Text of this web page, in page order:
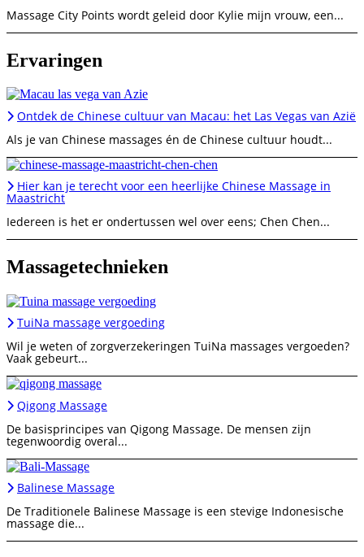
Massage City Points wordt geleid door Kylie mijn vrouw, een...
Ervaringen
Ontdek de Chinese cultuur van Macau: het Las Vegas van Azië
Als je van Chinese massages én de Chinese cultuur houdt...
Hier kan je terecht voor een heerlijke Chinese Massage in
Maastricht
Iedereen is het er ondertussen wel over eens; Chen Chen...
Massagetechnieken
TuiNa massage vergoeding
Wil je weten of zorgverzekeringen TuiNa massages vergoeden?
Vaak gebeurt...
Qigong Massage
De basisprincipes van Qigong Massage. De mensen zijn
tegenwoordig overal...
Balinese Massage
De Traditionele Balinese Massage is een stevige Indonesische
massage die...